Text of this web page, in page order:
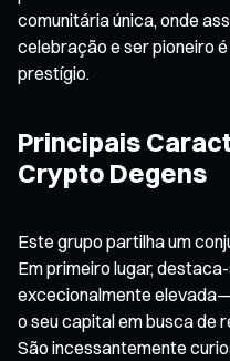
comunitária única, onde
celebração e ser pioneiro
prestígio.
Principais
Crypto Degens
Este grupo partilha um
Em primeiro lugar,
excecionalmente
o seu capital em busca de
São incessantemente